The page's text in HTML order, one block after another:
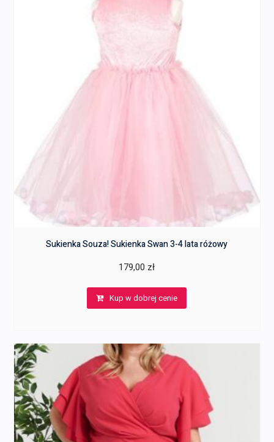
Sukienka Souza! Sukienka Swan 3-4 lata różowy
179,00 zł
Kup w dobrej cenie